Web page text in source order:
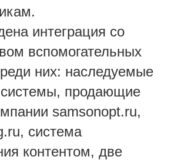
интеграция со
вспомогательных
них: наследуемые
продающие
samsonopt.ru,
система
контентом, две